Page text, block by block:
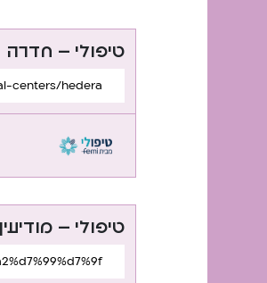
טיפולי – חדרה
centers/hedera/
טיפולי – מודיעין